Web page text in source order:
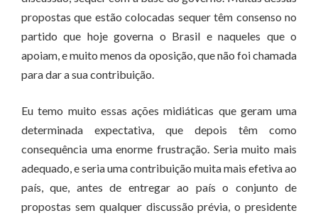
propostas que estão colocadas sequer têm consenso no
partido que hoje governa o Brasil e naqueles que o
apoiam, e muito menos da oposição, que não foi chamada
para dar a sua contribuição.
Eu temo muito essas ações midiáticas que geram uma
determinada expectativa, que depois têm como
consequência uma enorme frustração. Seria muito mais
adequado, e seria uma contribuição muita mais efetiva ao
país, que, antes de entregar ao país o conjunto de
propostas sem qualquer discussão prévia, o presidente